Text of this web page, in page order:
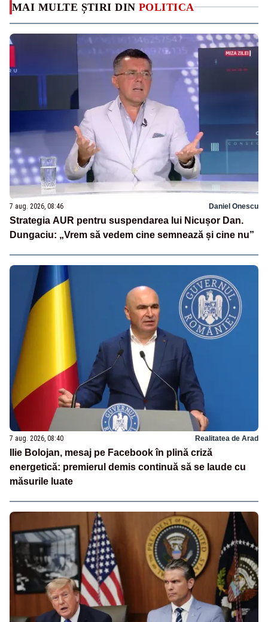
MAI MULTE ȘTIRI DIN POLITICA
7 aug. 2026, 08:46 Daniel Onescu
Strategia AUR pentru suspendarea lui Nicușor Dan.
Dungaciu: „Vrem să vedem cine semnează și cine nu”
7 aug. 2026, 08:40 Realitatea de Arad
Ilie Bolojan, mesaj pe Facebook în plină criză
energetică: premierul demis continuă să se laude cu
măsurile luate